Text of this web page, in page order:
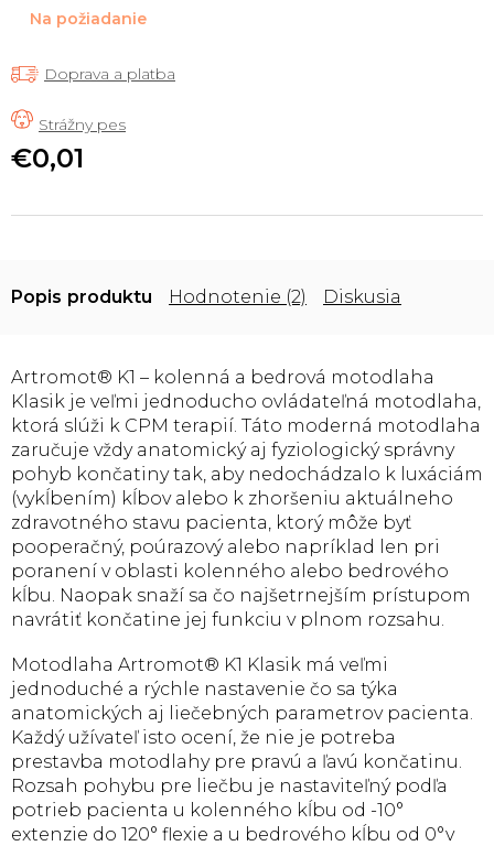
€0,01
cena:
Na požiadanie
Doprava a platba
Popis Hodnotenie (2) Diskusia
Artromot® K1 – kolenná a bedrová motodlaha
Klasik je veľmi jednoducho ovládateľná motodlaha,
ktorá slúži k CPM terapií. Táto moderná motodlaha
zaručuje vždy anatomický aj fyziologický správny
pohyb končatiny tak, aby nedochádzalo k luxáciám
(vykĺbením) kĺbov alebo k zhoršeniu aktuálneho
zdravotného stavu pacienta, ktorý môže byť
pooperačný, poúrazový alebo napríklad len pri
poranení v oblasti kolenného alebo bedrového
kĺbu. Naopak snaží sa čo najšetrnejším prístupom
navrátiť končatine jej funkciu v plnom rozsahu.
Motodlaha Artromot® K1 Klasik má veľmi
jednoduché a rýchle nastavenie čo sa týka
anatomických aj liečebných parametrov pacienta.
Každý užívateľ isto ocení, že nie je potreba
prestavba motodlahy pre pravú a ľavú končatinu.
Rozsah pohybu pre liečbu je nastaviteľný podľa
potrieb pacienta u kolenného kĺbu od -10°
extenzie do 120° flexie a u bedrového kĺbu od 0°v